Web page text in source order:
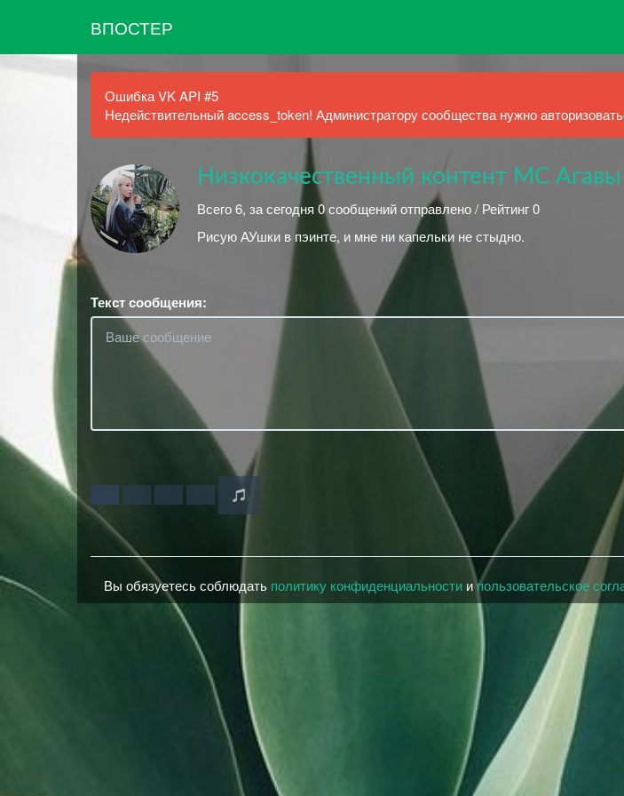
ВПОСТЕР
Ошибка VK API #5
Недействительный access_token! Администратору сообщества нужно
Низкокачественный контент МС Агавы
Всего 6, за сегодня 0 сообщений отправлено / Рейтинг 0
Рисую АУшки в пэинте, и мне ни капельки не стыдно.
Текст сообщения:
Вы обязуетесь соблюдать политику конфиденциальности ипользовательское